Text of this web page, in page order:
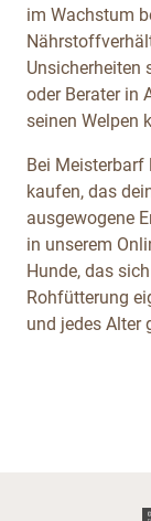
im Wachstum
Unsicherheiten
oder Berater in
seinen Welpen
Bei
kaufen, das
ausgewogene
in unserem
Hunde, das
Rohfütterung
und jedes Alter